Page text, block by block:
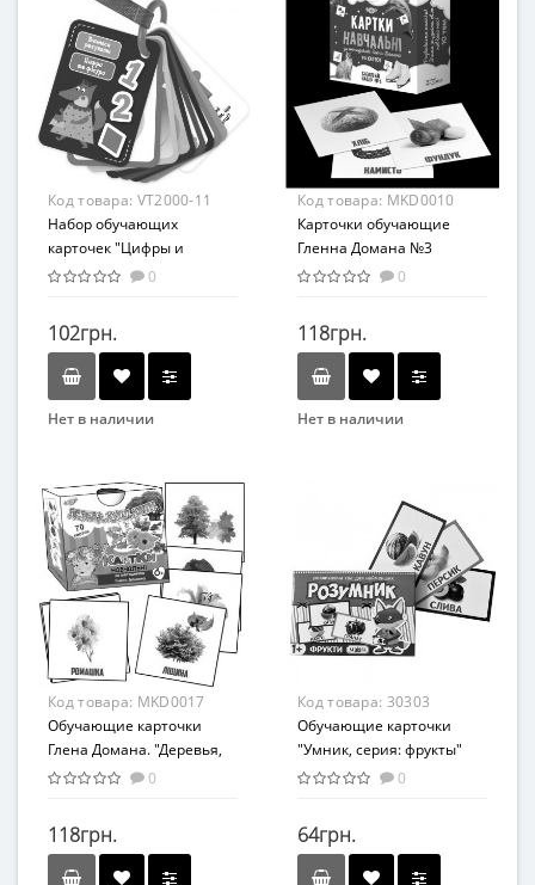
Развивающие
Возраст
С рождения
Возрастная группа
От 0 лет
Материал
Картон
Код товара: VT2000-11
Набор обучающих
карточек "Цифры и
фигуры" Vladi Toys VТ2000-
0
102грн.
Нет в наличии
Код товара: MKD0010
Карточки обучающие
Гленна Домана №3
Мастер MKD0010 укр
0
118грн.
Нет в наличии
Развивающие
С рождения
Возрастная группа
От 0 лет
Картон
Код товара: MKD0017
Обучающие карточки
Глена Домана. "Деревья,
кусты, цветы" MKD0017
0
118грн.
Код товара: 30303
Обучающие карточки
"Умник, серия: фрукты"
30303 укр
0
64грн.